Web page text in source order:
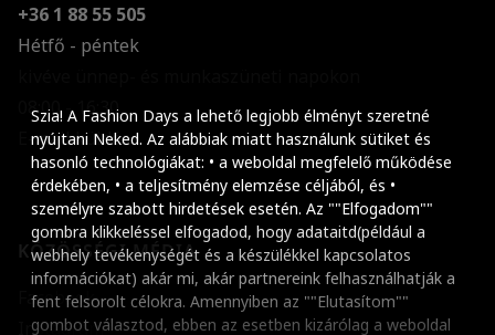
Szia! A Fashion Days a lehető legjobb élményt szeretné
nyújtani Neked. Az alábbiak miatt használunk sütiket és
hasonló technológiákat: • a weboldal megfelelő működése
érdekében, • a teljesítmény elemzése céljából, és •
személyre szabott hirdetések esetén. Az ""Elfogadom""
gombra klikkeléssel elfogadod, hogy adataitd(például a
webhely tevékenységét és a készülékkel kapcsolatos
információkat) akár mi, akár partnereink felhasználhatják a
fent felsorolt célokra. Amennyiben az ""Elutasítom""
gombot választod, ebben az esetben kizárólag a weboldal
+36 1 88 55 505
Hétfő - péntek
08:00 - 16:30
E-mail küldése
KÖZÖSSÉGI MÉDIA
Facebook
Instagram
Szöveg méretének
Szóköz növelése
Szóköz csökkentése
Sortávolság
Sortávolság